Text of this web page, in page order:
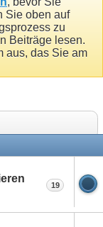
Sie oben auf
zu
Beiträge lesen.
aus, das Sie am
19